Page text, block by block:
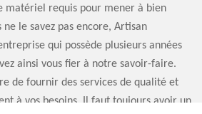
matériel requis pour mener à bien
le savez pas encore, Artisan
qui possède plusieurs années
ainsi vous fier à notre savoir-faire.
de fournir des services de qualité et
à vos besoins. Il faut toujours avoir un